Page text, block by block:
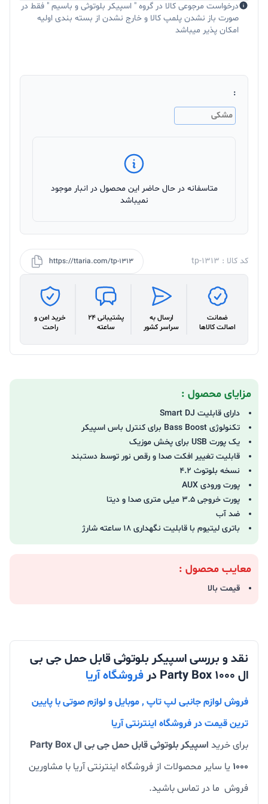
درخواست مرجوعی کالا در گروه " اسپیکر بلوتوثی و باسیم " فقط در
صورت باز نشدن پلمپ کالا و خارج نشدن از بسته بندی اولیه
امکان پذیر میباشد
:
مشکی
متاسفانه در حال حاضر این محصول در انبار موجود
نمیباشد
کد کالا : tp-1313 https://ttaria.com/tp-1313
ضمانت
اصالت کالاها
ارسال به
سراسر کشور
پشتیبانی 24
ساعته
خرید امن و
راحت
مزایای محصول :
دارای قابلیت Smart DJ
تکنولوژی Bass Boost برای کنترل باس اسپیکر
یک پورت USB برای پخش موزیک
قابلیت تغییر افکت صدا و رقص نور توسط دستبند
نسخه بلوتوث 4.2
پورت ورودی AUX
پورت خروجی 3.5 میلی متری صدا و دیتا
ضد آب
باتری لیتیوم با قابلیت نگهداری 18 ساعته شارژ
معایب محصول :
قیمت بالا
نقد و بررسی اسپیکر بلوتوثی قابل حمل جی بی
ال Party Box 1000 در
فروشگاه آریا
فروش لوازم جانبی لپ تاپ , موبایل و لوازم صوتی با پایین
ترین قیمت در فروشگاه اینترنتی آریا
برای خرید
اسپیکر بلوتوثی قابل حمل جی بی ال Party Box
1000 یا سایر محصولات از فروشگاه اینترنتی آریا با مشاورین
فروش ما در تماس باشید.